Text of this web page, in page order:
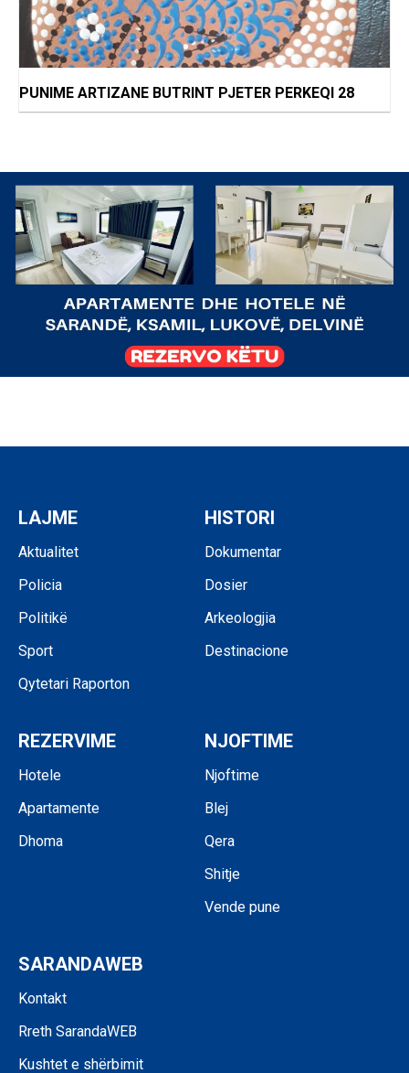
PUNIME ARTIZANE BUTRINT PJETER PERKEQI 28
LAJME
Aktualitet
Policia
Politikë
Sport
Qytetari Raporton
HISTORI
Dokumentar
Dosier
Arkeologjia
Destinacione
REZERVIME
Hotele
Apartamente
Dhoma
NJOFTIME
Njoftime
Blej
Qera
Shitje
Vende pune
SARANDAWEB
Kontakt
Rreth SarandaWEB
Kushtet e shërbimit